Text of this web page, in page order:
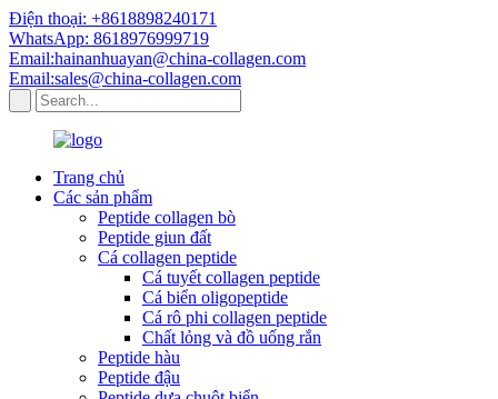
Điện thoại: +8618898240171
WhatsApp: 8618976999719
Email:hainanhuayan@china-collagen.com
Email:sales@china-collagen.com
Trang chủ
Các sản phẩm
Peptide collagen bò
Peptide giun đất
Cá collagen peptide
Cá tuyết collagen peptide
Cá biển oligopeptide
Cá rô phi collagen peptide
Chất lỏng và đồ uống rắn
Peptide hàu
Peptide đậu